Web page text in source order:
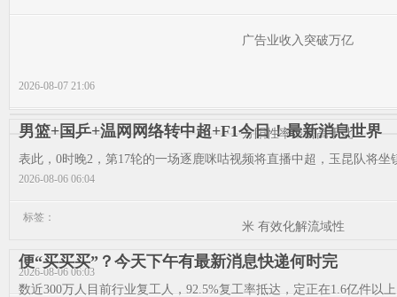
广告业收入突破万亿
2026-08-07 21:06
方阳性率显著高于北
2026-08-06 06:04
米 有效化解流域性
2026-08-06 06:03
男篮+国乒+温网网络转中超+F1今日！最新消息世界
表此，0时晚2，第17轮的一场逐鹿咪咕视频将直播中超，玉昆队将
标签：
便“买买买”？今天下午有最新消息快递何时完
数近300万人目前行业复工人，92.5%复工率抵达，定正在1.6亿件以